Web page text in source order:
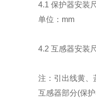
4.1 保护器安装
单位：mm
4.2 互感器安装
注：引出线黄、蓝
互感器部分(保护